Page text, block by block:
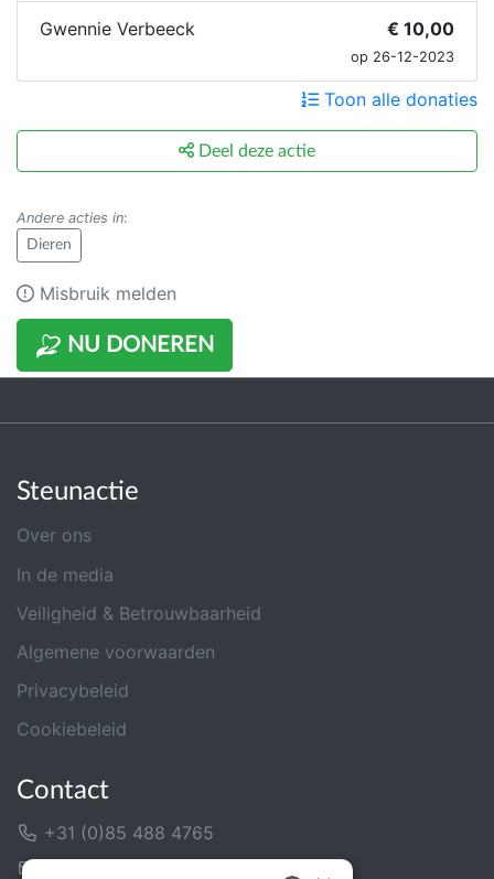
NU DONEREN
Gwennie Verbeeck € 10,00
op 26-12-2023
Toon alle donaties
Deel deze actie
Andere acties in:
Dieren
Misbruik melden
Steunactie
Over ons
In de media
Veiligheid & Betrouwbaarheid
Algemene voorwaarden
Privacybeleid
Cookiebeleid
Contact
+31 (0)85 488 4765